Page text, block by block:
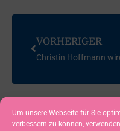
Um unsere Webseite für Sie
verbessern zu können,
VORHERIGER